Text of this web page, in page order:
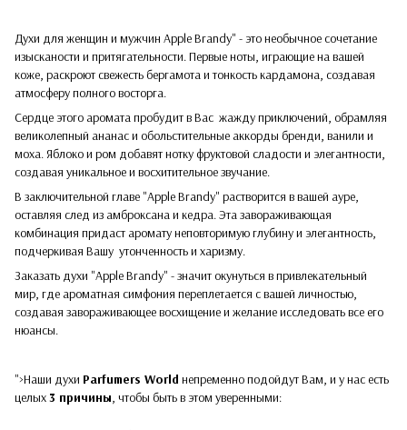
Духи для женщин и мужчин Apple Brandy" - это необычное сочетание
изысканости и притягательности. Первые ноты, играющие на вашей
коже, раскроют свежесть бергамота и тонкость кардамона, создавая
атмосферу полного восторга.
Сердце этого аромата пробудит в Вас жажду приключений, обрамляя
великолепный ананас и обольстительные аккорды бренди, ванили и
моха. Яблоко и ром добавят нотку фруктовой сладости и элегантности,
создавая уникальное и восхитительное звучание.
В заключительной главе "Apple Brandy" растворится в вашей ауре,
оставляя след из амброксана и кедра. Эта завораживающая
комбинация придаст аромату неповторимую глубину и элегантность,
подчеркивая Вашу утонченность и харизму.
Заказать духи "Apple Brandy" - значит окунуться в привлекательный
мир, где ароматная симфония переплетается с вашей личностью,
создавая завораживающее восхищение и желание исследовать все его
нюансы.
">Наши духи Parfumers World непременно подойдут Вам, и у нас есть
целых3 причины, чтобы быть в этом уверенными: